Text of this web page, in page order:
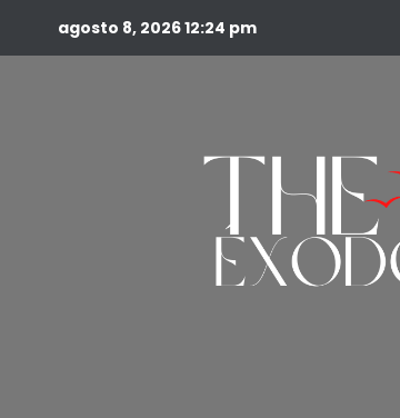
agosto 8, 202612:24 pm